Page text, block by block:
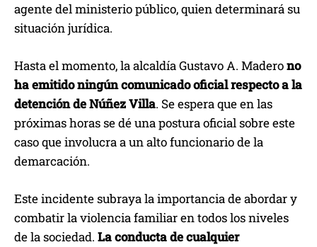
agente del ministerio público, quien determinará su
situación jurídica.
Hasta el momento, la alcaldía Gustavo A. Maderono
ha emitido ningún comunicado oficial respecto a la
detención de Núñez Villa. Se espera que en las
próximas horas se dé una postura oficial sobre este
caso que involucra a un alto funcionario de la
demarcación.
Este incidente subraya la importancia de abordar y
combatir la violencia familiar en todos los niveles
de la sociedad. La conducta de cualquier